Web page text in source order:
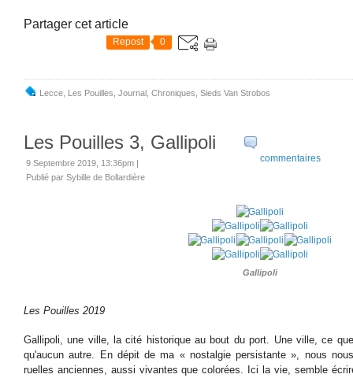
Partager cet article
Repost 0
Lecce Les Pouilles Journal Chroniques Sieds Van Strobos
commentaires
Les Pouilles 3, Gallipoli
9 Septembre 2019, 13:36pm |
Publié par Sybille de Bollardière
Gallipoli
Les Pouilles 2019
Gallipoli, une ville, la cité historique au bout du port. Une ville, ce
qu'aucun autre. En dépit de ma « nostalgie persistante », nous
ruelles anciennes, aussi vivantes que colorées. Ici la vie, semble